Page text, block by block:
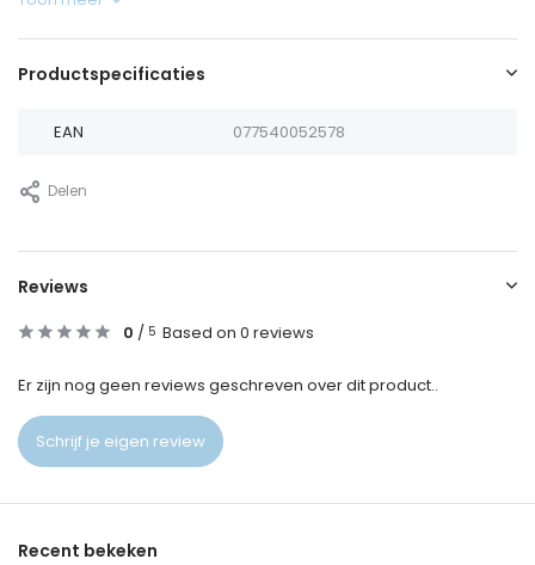
Productspecificaties
EAN 077540052578
Delen
Reviews
0 / 5 Based on 0 reviews
Er zijn nog geen reviews geschreven over dit product..
Schrijf je eigen review
Recent bekeken